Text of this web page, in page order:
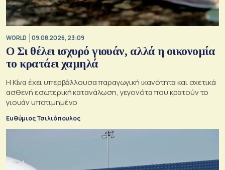
WORLD 09.08.2026, 23:09
Ο Σι θέλει ισχυρό γιουάν, αλλά η οικονομία
το κρατάει χαμηλά
Η Κίνα έχει υπερβάλλουσα παραγωγική ικανότητα και σχετικά
ασθενή εσωτερική κατανάλωση, γεγονότα που κρατούν το
γιουάν υποτιμημένο
Ευθύμιος Τσιλιόπουλος